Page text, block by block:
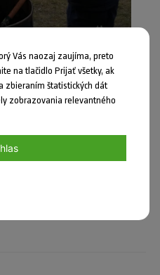
Vás naozaj zaujíma, preto
na tlačidlo Prijať všetky, ak
zbieraním štatistických dát
zobrazovania relevantného